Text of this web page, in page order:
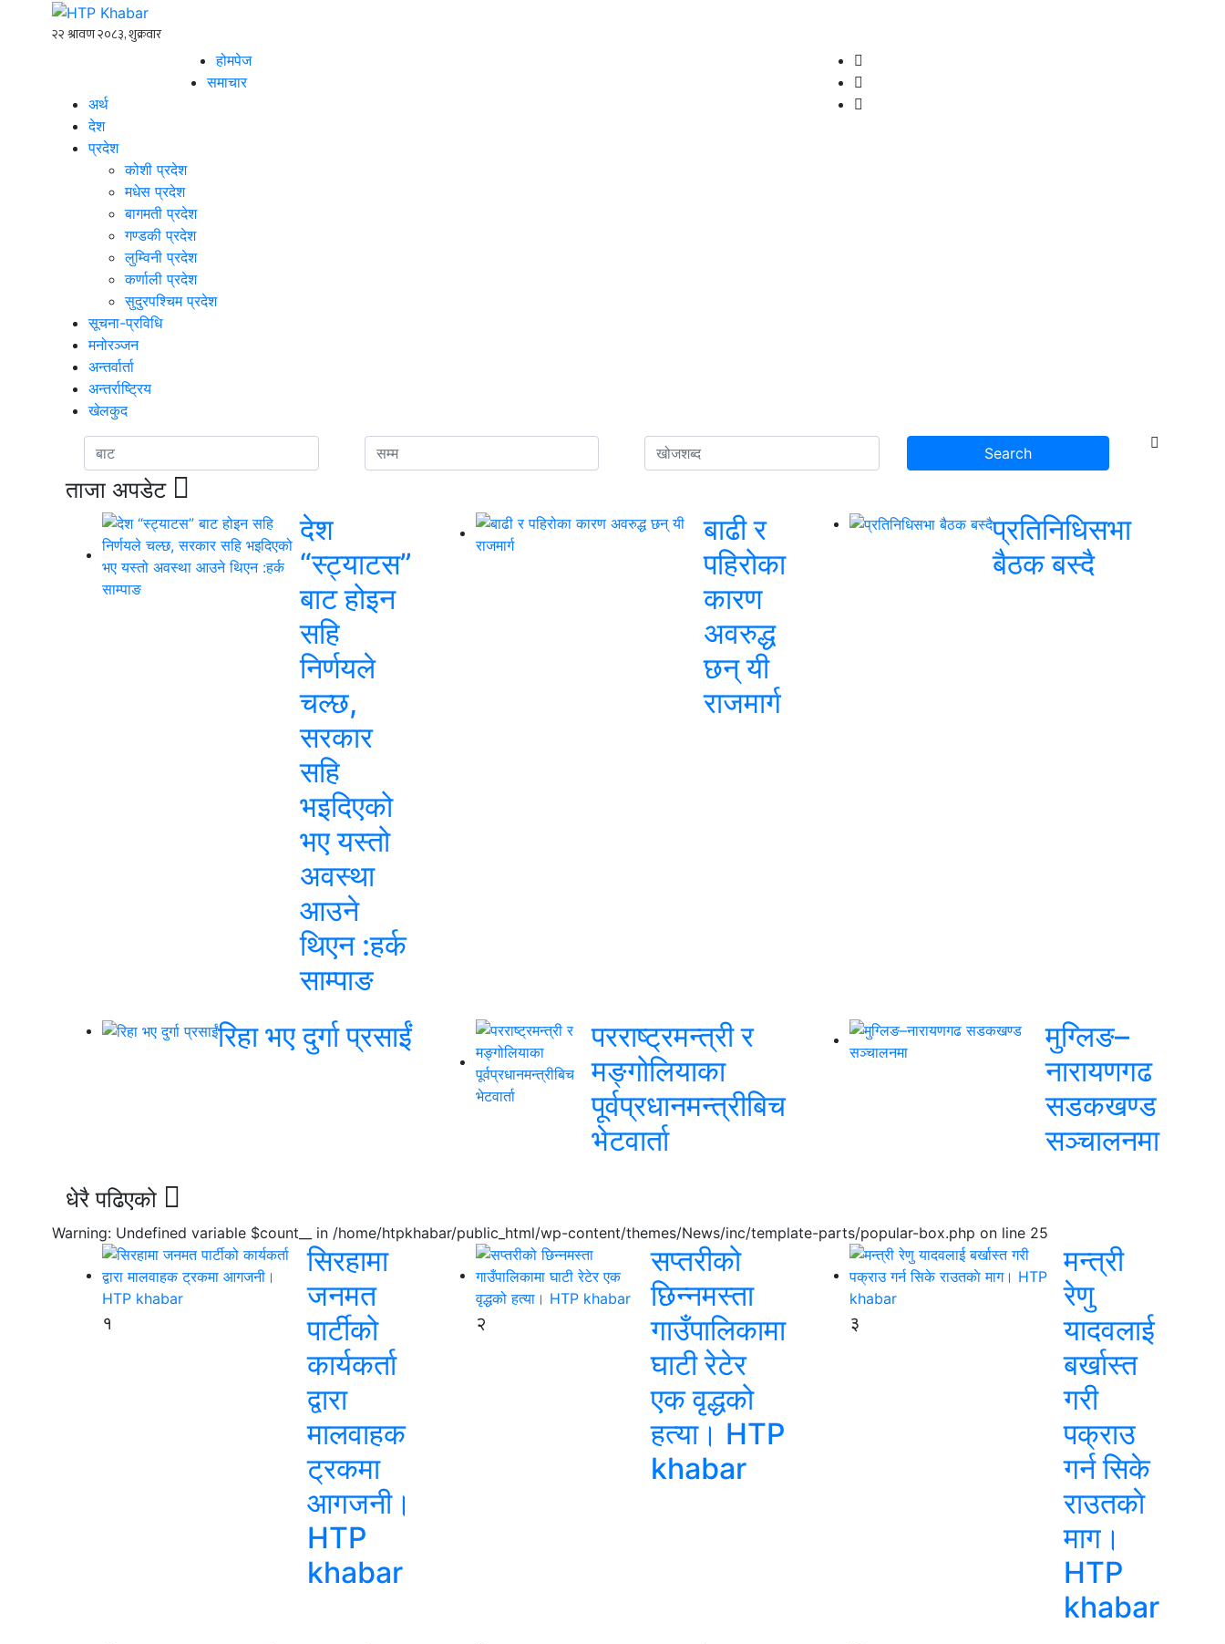
होमपेज
समाचार
अर्थ
देश
प्रदेश
कोशी प्रदेश
मधेस प्रदेश
बागमती प्रदेश
गण्डकी प्रदेश
लुम्विनी प्रदेश
कर्णाली प्रदेश
सुदुरपश्चिम प्रदेश
सूचना-प्रविधि
मनोरञ्जन
अन्तर्वार्ता
अन्तर्राष्ट्रिय
खेलकुद
ताजा अपडेट
देश
“स्ट्याटस”
बाट होइन
सहि
निर्णयले
चल्छ,
सरकार
सहि
भइदिएको
भए यस्तो
अवस्था
आउने
थिएन :हर्क
साम्पाङ
बाढी र
पहिरोका
कारण
अवरुद्ध
छन् यी
राजमार्ग
प्रतिनिधिसभा
बैठक बस्दै
रिहा भए दुर्गा प्रसाईं
परराष्ट्रमन्त्री र
मङ्गोलियाका
पूर्वप्रधानमन्त्रीबिच
भेटवार्ता
मुग्लिङ–
नारायणगढ
सडकखण्ड
सञ्चालनमा
धेरै पढिएको
Warning: Undefined variable $count__ in /home/htpkhabar/public_html/wp-content/themes/News/inc/template-parts/popular-box.php on line 25
१
सिरहामा
जनमत
पार्टीको
कार्यकर्ता
द्वारा
मालवाहक
ट्रकमा
आगजनी।
HTP
khabar
२
सप्तरीको
छिन्नमस्ता
गाउँपालिकामा
घाटी रेटेर
एक वृद्धको
हत्या। HTP
khabar
३
मन्त्री
रेणु
यादवलाई
बर्खास्त
गरी
पक्राउ
गर्न सिके
राउतकाे
माग।
HTP
khabar